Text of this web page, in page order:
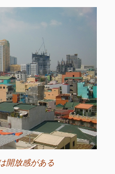
開放感がある